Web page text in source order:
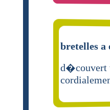
bretelles
d�couvert